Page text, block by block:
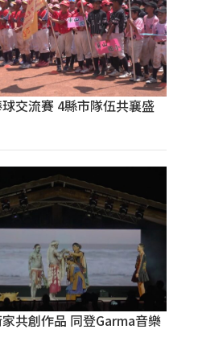
交流賽 4縣市隊伍共襄盛
共創作品 同登Garma音樂